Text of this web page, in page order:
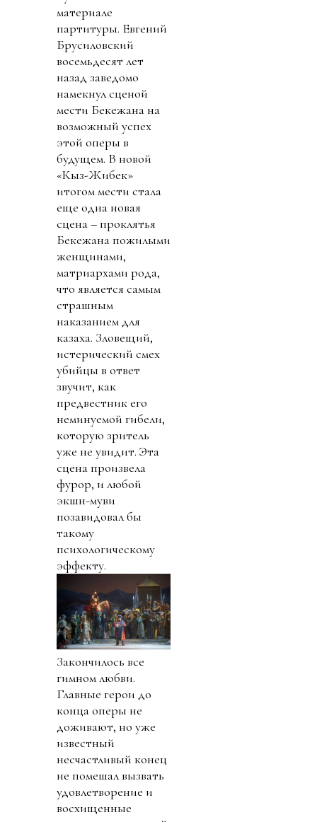
материале
партитуры. Евгений
Брусиловский
восемьдесят лет
назад заведомо
намекнул сценой
мести Бекежана на
возможный успех
этой оперы в
будущем. В новой
«Кыз-Жибек»
итогом мести стала
еще одна новая
сцена – проклятья
Бекежана пожилыми
женщинами,
матриархами рода,
что является самым
страшным
наказанием для
казаха. Зловещий,
истерический смех
убийцы в ответ
звучит, как
предвестник его
неминуемой гибели,
которую зритель
уже не увидит. Эта
сцена произвела
фурор, и любой
экшн-муви
позавидовал бы
такому
психологическому
эффекту.
Закончилось все
гимном любви.
Главные герои до
конца оперы не
доживают, но уже
известный
несчастливый конец
не помешал вызвать
удовлетворение и
восхищенные